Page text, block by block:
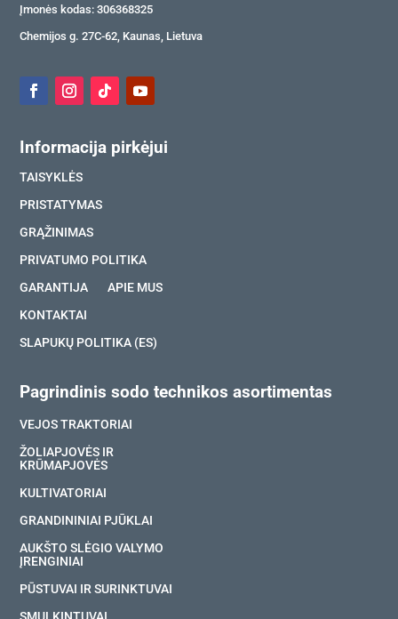
Įmonės kodas: 306368325
Chemijos g. 27C-62, Kaunas, Lietuva
Informacija pirkėjui
TAISYKLĖS
PRISTATYMAS
GRĄŽINIMAS
PRIVATUMO POLITIKA
GARANTIJA
APIE MUS
KONTAKTAI
SLAPUKŲ POLITIKA (ES)
Pagrindinis sodo technikos asortimentas
VEJOS TRAKTORIAI
ŽOLIAPJOVĖS IR
KRŪMAPJOVĖS
KULTIVATORIAI
GRANDININIAI PJŪKLAI
AUKŠTO SLĖGIO VALYMO
ĮRENGINIAI
PŪSTUVAI IR SURINKTUVAI